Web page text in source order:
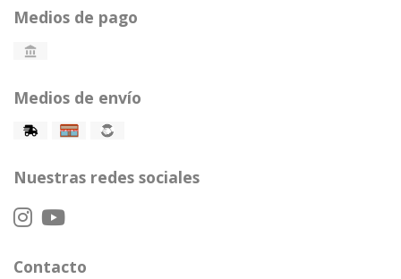
Medios de pago
Medios de envío
Nuestras redes sociales
Contacto